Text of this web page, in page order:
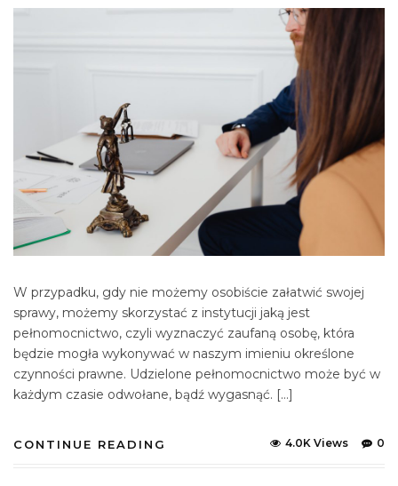
W przypadku, gdy nie możemy osobiście załatwić swojej
sprawy, możemy skorzystać z instytucji jaką jest
pełnomocnictwo, czyli wyznaczyć zaufaną osobę, która
będzie mogła wykonywać w naszym imieniu określone
czynności prawne. Udzielone pełnomocnictwo może być w
każdym czasie odwołane, bądź wygasnąć. […]
CONTINUE READING 0
4.0K Views